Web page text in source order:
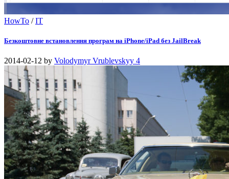
HowTo /IT
Безкоштовне встановлення програм на iPhone/iPad без JailBreak
2014-02-12 by Volodymyr Vrublevskyy 4